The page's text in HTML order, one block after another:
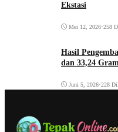
Ekstasi
Mei 12, 2026•258
Hasil
dan 33,24
Juni 5, 2026•228